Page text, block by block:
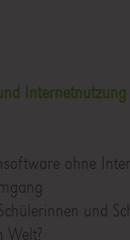
Internetnutzung
ohne
und
Welt?